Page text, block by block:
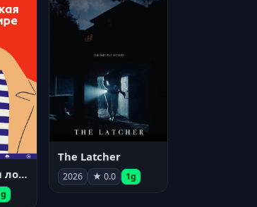
Самая лёгкая лодка в мире
The Latcher
2026 ★ 0.0 1g